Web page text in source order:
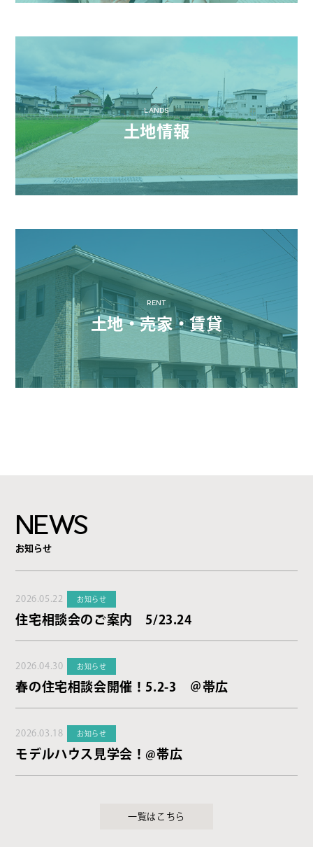
LANDS
土地情報
RENT
土地・売家・賃貸
NEWS
お知らせ
2026.05.22 お知らせ
住宅相談会のご案内 5/23.24
2026.04.30 お知らせ
春の住宅相談会開催！5.2-3 ＠帯広
2026.03.18 お知らせ
モデルハウス見学会！@帯広
一覧はこちら